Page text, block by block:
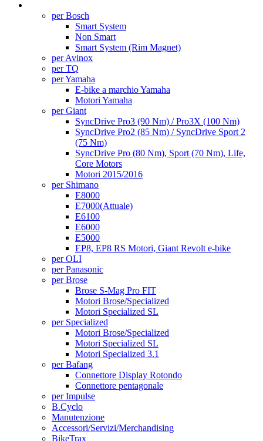
per Bosch
Smart System
Non Smart
Smart System (Rim Magnet)
per Avinox
per TQ
per Yamaha
E-bike a marchio Yamaha
Motori Yamaha
per Giant
SyncDrive Pro3 (90 Nm) / Pro3X (100 Nm)
SyncDrive Pro2 (85 Nm) / SyncDrive Sport 2
(75 Nm)
SyncDrive Pro (80 Nm), Sport (70 Nm), Life,
Core Motors
Motori 2015/2016
per Shimano
E8000
E7000(Attuale)
E6100
E6000
E5000
EP8, EP8 RS Motori, Giant Revolt e-bike
per OLI
per Panasonic
per Brose
Brose S-Mag Pro FIT
Motori Brose/Specialized
Motori Specialized SL
per Specialized
Motori Brose/Specialized
Motori Specialized SL
Motori Specialized 3.1
per Bafang
Connettore Display Rotondo
Connettore pentagonale
per Impulse
B.Cyclo
Manutenzione
Accessori/Servizi/Merchandising
BikeTrax